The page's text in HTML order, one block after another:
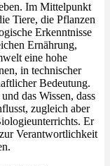
Im Mittelpunkt
Tiere, die Pflanzen
Erkenntnisse
Ernährung,
eine hohe
in technischer
Bedeutung.
das Wissen, dass
zugleich aber
Er
Verantwortlichkeit